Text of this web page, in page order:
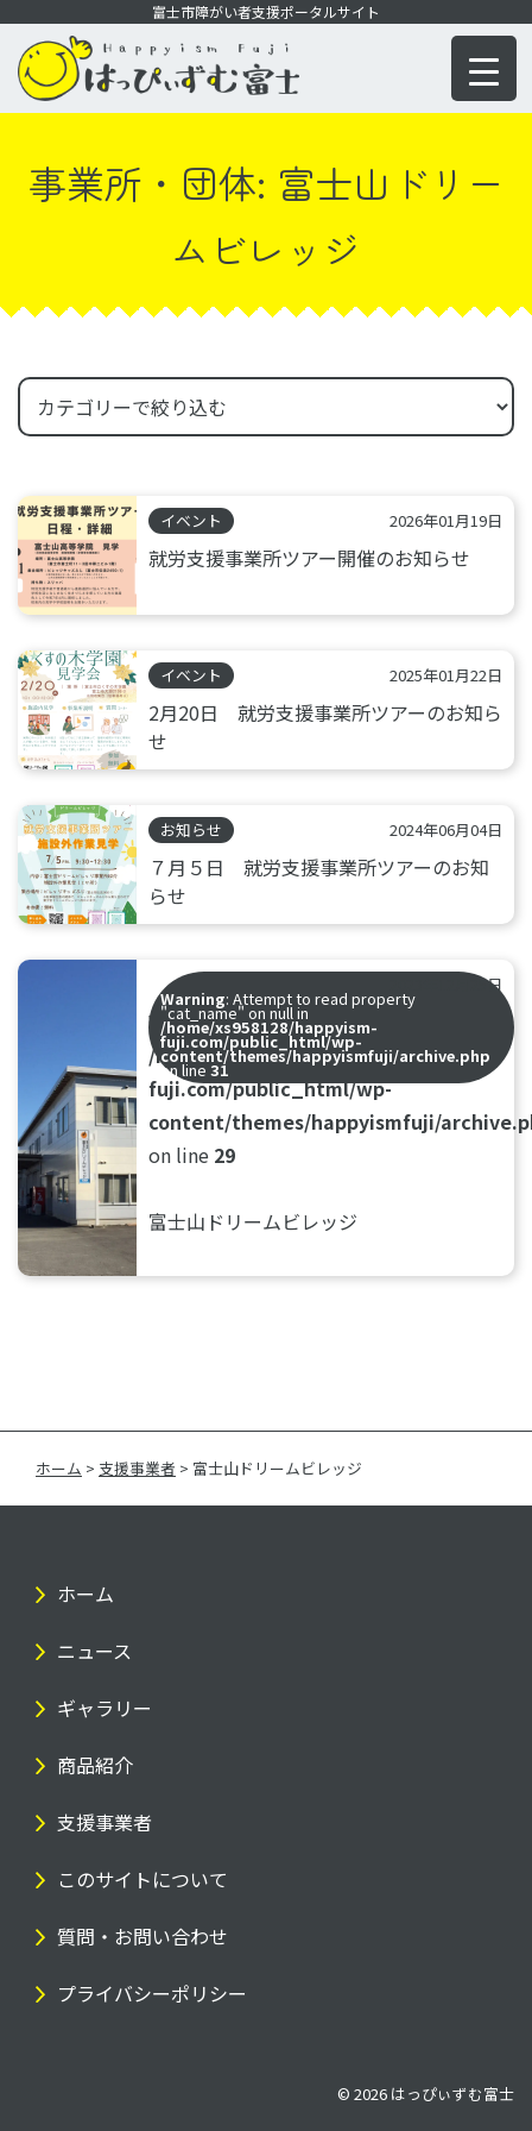
ン
富士市障がい者支援ポータルサイト
事業所・団体: 富士山ドリー
ムビレッジ
イベント 2026年01月19日
就労支援事業所ツアー開催のお知らせ
イベント 2025年01月22日
2月20日 就労支援事業所ツアーのお知ら
せ
お知らせ 2024年06月04日
７月５日 就労支援事業所ツアーのお知
らせ
Warning: Undefined array key 0 in
/home/xs958128/happyism-
fuji.com/public_html/wp-
content/themes/happyismfuji/
on line 29
Warning: Attempt to read property
"cat_name" on null in
/home/xs958128/happyism-
fuji.com/public_html/wp-
content/themes/happyismfuji/archive.php
on line31
2023年12月25日
富士山ドリームビレッジ
ホーム > 支援事業者 > 富士山ドリームビレッジ
ホーム
ニュース
ギャラリー
商品紹介
支援事業者
このサイトについて
質問・お問い合わせ
プライバシーポリシー
© 2026 はっぴぃずむ富士